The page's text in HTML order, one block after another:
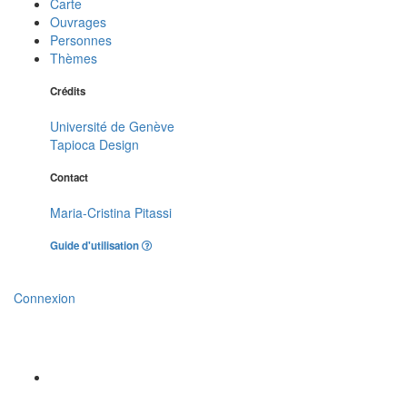
Carte
Ouvrages
Personnes
Thèmes
Crédits
Université de Genève
Tapioca Design
Contact
Maria-Cristina Pitassi
Guide d'utilisation
Connexion